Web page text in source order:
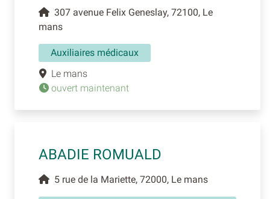
307 avenue Felix Geneslay, 72100, Le
mans
Auxiliaires médicaux
Le mans
ouvert maintenant
ABADIE ROMUALD
5 rue de la Mariette, 72000, Le mans